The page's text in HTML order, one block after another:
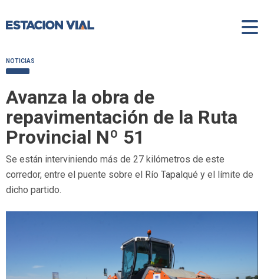
NOTICIAS
Avanza la obra de
repavimentación de la Ruta
Provincial Nº 51
Se están interviniendo más de 27 kilómetros de este
corredor, entre el puente sobre el Río Tapalqué y el límite de
dicho partido.